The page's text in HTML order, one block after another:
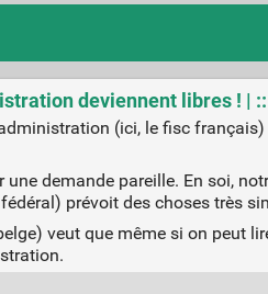
deviennent libres ! |
(ici, le fisc
demande pareille. En soi,
prévoit des choses très
veut que même si on peut